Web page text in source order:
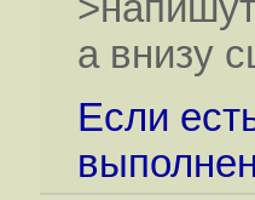
а внизу
Если